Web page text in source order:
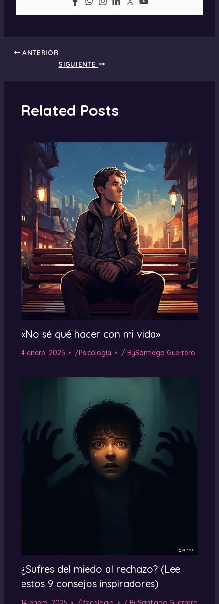
ANTERIOR
SIGUIENTE
Related Posts
«No sé qué hacer con mi vida»
4 enero, 2025 /Psicología / BySantiago Guerrero
¿Sufres del miedo al rechazo? (Lee
estos 9 consejos inspiradores)